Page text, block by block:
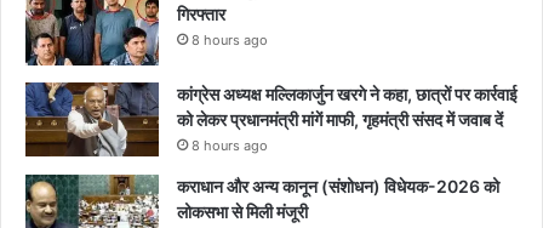
गिरफ्तार
8 hours ago
कांग्रेस अध्यक्ष मल्लिकार्जुन खरगे ने कहा, छात्रों पर कार्रवाई
को लेकर प्रधानमंत्री मांगें माफी, गृहमंत्री संसद में जवाब दें
8 hours ago
कराधान और अन्य कानून (संशोधन) विधेयक-2026 को
लोकसभा से मिली मंजूरी